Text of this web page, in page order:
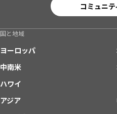
コミュニ
国と地域
ヨーロッパ
中南米
ハワイ
アジア